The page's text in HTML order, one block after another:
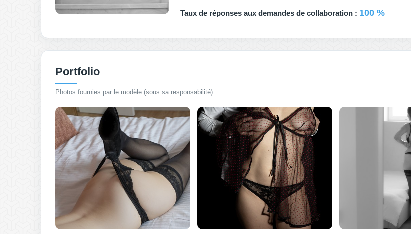
Taux de réponses aux demandes de collaboration : 100 %
Portfolio
Photos fournies par le modèle (sous sa responsabilité)